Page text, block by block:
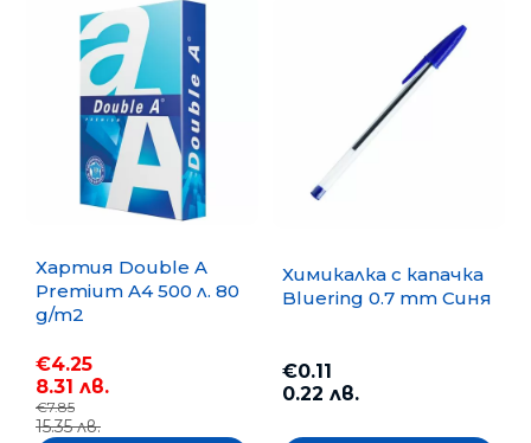
Хартия Double A
Premium A4 500 л. 80
g/m2
€4.25
8.31 лв.
€7.85
15.35 лв.
Химикалка с капачка
Bluering 0.7 mm Синя
€0.11
0.22 лв.